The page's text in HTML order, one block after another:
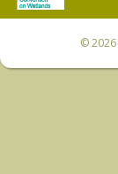
© 2026